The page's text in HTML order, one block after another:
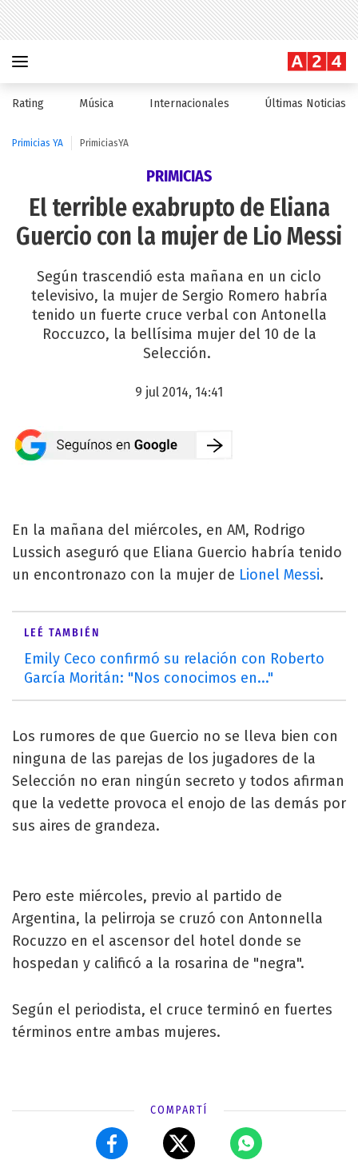
Rating Música Internacionales Últimas Noticias
Primicias YA PrimiciasYA
PRIMICIAS
El terrible exabrupto de Eliana
Guercio con la mujer de Lio Messi
Según trascendió esta mañana en un ciclo
televisivo, la mujer de Sergio Romero habría
tenido un fuerte cruce verbal con Antonella
Roccuzco, la bellísima mujer del 10 de la
Selección.
9 jul 2014, 14:41
En la mañana del miércoles, en AM, Rodrigo
Lussich aseguró que Eliana Guercio habría tenido
un encontronazo con la mujer de Lionel Messi.
LEÉ TAMBIÉN
Emily Ceco confirmó su relación con Roberto
García Moritán: "Nos conocimos en..."
Los rumores de que Guercio no se lleva bien con
ninguna de las parejas de los jugadores de la
Selección no eran ningún secreto y todos afirman
que la vedette provoca el enojo de las demás por
sus aires de grandeza.
Pero este miércoles, previo al partido de
Argentina, la pelirroja se cruzó con Antonnella
Rocuzzo en el ascensor del hotel donde se
hospedan y calificó a la rosarina de "negra".
Según el periodista, el cruce terminó en fuertes
términos entre ambas mujeres.
COMPARTÍ